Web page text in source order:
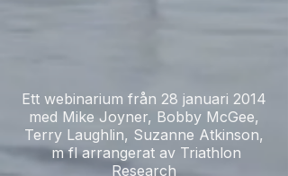
Ett webinarium från 28 januari 2014
med Mike Joyner, Bobby McGee,
Terry Laughlin, Suzanne Atkinson,
m fl arrangerat av Triathlon
Research